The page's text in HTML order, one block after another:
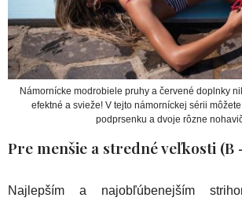
Námornícke modrobiele pruhy a červené doplnky
efektné a svieže! V tejto námorníckej sérii
podprsenku a dvoje rôzne
Pre menšie a stredné veľkosti (B
Najlepším a najobľúbenejším